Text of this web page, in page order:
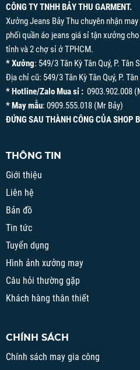
CÔNG TY TNHH BẢY THU GARMENT.
Xưởng Jeans Bảy Thu chuyên nhận
phối quần áo jeans giá sỉ tận xưởng
tỉnh và 2 chợ sỉ ở TPHCM.
* Xưởng: 549/3 Tân Kỳ Tân Quý, P. Tân
Địa chỉ cũ: 549/3 Tân Kỳ Tân Quý, P. Tân
* Hotline/Zalo Mua sỉ : 0903.902.008
* May mẫu: 0909.555.018 (Mr Bảy)
ĐỨNG SAU THÀNH CÔNG CỦA SHOP
THÔNG TIN
Giới thiệu
Liên hệ
Bản đồ
Tin tức
Tuyển dụng
Hình ảnh xưởng may
Câu hỏi thường gặp
Khách hàng thân thiết
CHÍNH SÁCH
Chính sách may gia công